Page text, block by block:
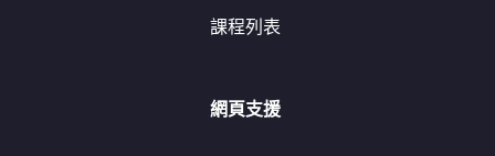
課程列表
網頁支援